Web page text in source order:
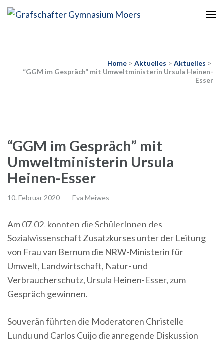
Home > Aktuelles > Aktuelles >
“GGM im Gespräch” mit Umweltministerin Ursula Heinen-
Esser
“GGM im Gespräch” mit
Umweltministerin Ursula
Heinen-Esser
10. Februar 2020 Eva Meiwes
Am 07.02. konnten die SchülerInnen des
Sozialwissenschaft Zusatzkurses unter der Leitung
von Frau van Bernum die NRW-Ministerin für
Umwelt, Landwirtschaft, Natur- und
Verbraucherschutz, Ursula Heinen-Esser, zum
Gespräch gewinnen.
Souverän führten die Moderatoren Christelle
Lundu und Carlos Cuijo die anregende Diskussion